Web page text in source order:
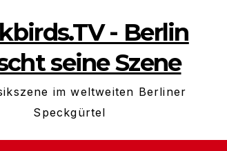
- Berlin
seine Szene
im weltweiten Berliner
Speckgürtel